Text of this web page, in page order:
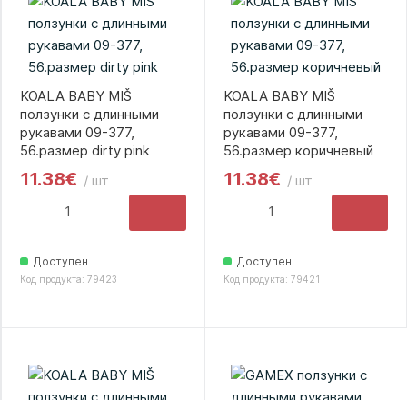
KOALA BABY MIŠ
ползунки с длинными
рукавами 09-377,
56.размер dirty pink
11.38€ / шт
Доступен
Код продукта: 79423
KOALA BABY MIŠ
ползунки с длинными
рукавами 09-377,
56.размер коричневый
11.38€ / шт
Доступен
Код продукта: 79421